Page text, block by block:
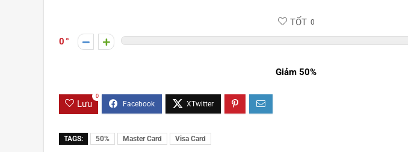
TỐT 0
0
Giảm 50%
Lưu
0
TAGS: 50% Master Card Visa Card